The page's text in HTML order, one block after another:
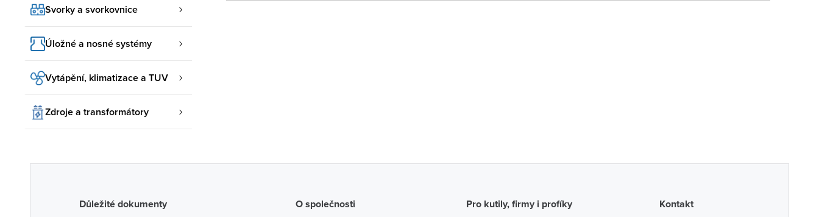
Svorky a svorkovnice
Úložné a nosné systémy
Vytápění, klimatizace a TUV
Zdroje a transformátory
Důležité dokumenty O společnosti Pro kutily, firmy i profíky Kontakt